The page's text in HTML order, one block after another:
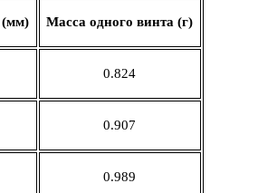
(мм) Масса одного винта (г)
0.824
0.907
0.989